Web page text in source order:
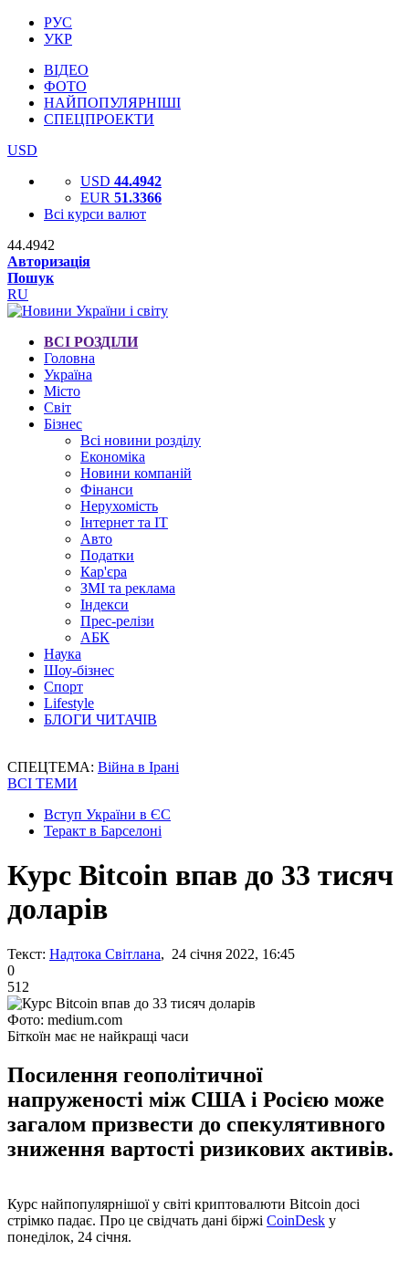
РУС
УКР
ВІДЕО
ФОТО
НАЙПОПУЛЯРНІШІ
СПЕЦПРОЕКТИ
USD
USD 44.4942
EUR 51.3366
Всі курси валют
44.4942
Авторизація
Пошук
RU
ВСІ РОЗДІЛИ
Головна
Україна
Місто
Світ
Бізнес
Всі новини розділу
Економіка
Новини компаній
Фінанси
Нерухомість
Інтернет та IT
Авто
Податки
Кар'єра
ЗМІ та реклама
Індекси
Прес-релізи
АБК
Наука
Шоу-бізнес
Спорт
Lifestyle
БЛОГИ ЧИТАЧІВ
СПЕЦТЕМА: Війна в Ірані
ВСІ ТЕМИ
Вступ України в ЄС
Теракт в Барселоні
Курс Bitcoin впав до 33 тисяч
доларів
Текст: Надтока Світлана, 24 січня 2022, 16:45
0
512
Фото: medium.com
Біткоїн має не найкращі часи
Посилення геополітичної
напруженості між США і Росією може
загалом призвести до спекулятивного
зниження вартості ризикових активів.
Курс найпопулярнішої у світі криптовалюти Bitcoin досі
стрімко падає. Про це свідчать дані біржі CoinDesk у
понеділок, 24 січня.